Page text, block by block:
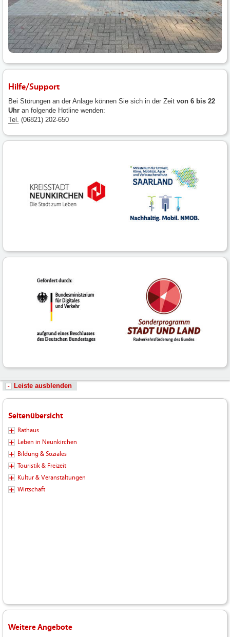
Hilfe/Support
Bei Störungen an der Anlage können Sie sich in der Zeit von 6 bis 22
Uhr an folgende Hotline wenden:
Tel.
(06821) 202-650
Leiste ausblenden
Seitenübersicht
Rathaus
Leben in Neunkirchen
Bildung & Soziales
Touristik & Freizeit
Kultur & Veranstaltungen
Wirtschaft
Weitere Angebote